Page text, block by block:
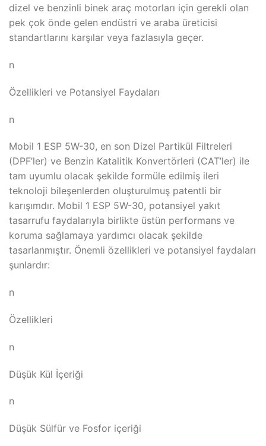
dizel ve benzinli binek araç motorları için gerekli olan
pek çok önde gelen endüstri ve araba üreticisi
standartlarını karşılar veya fazlasıyla geçer.
n
Özellikleri ve Potansiyel Faydaları
n
Mobil 1 ESP 5W-30, en son Dizel Partikül Filtreleri
(DPF’ler) ve Benzin Katalitik Konvertörleri (CAT’ler) ile
tam uyumlu olacak şekilde formüle edilmiş ileri
teknoloji bileşenlerden oluşturulmuş patentli bir
karışımdır. Mobil 1 ESP 5W-30, potansiyel yakıt
tasarrufu faydalarıyla birlikte üstün performans ve
koruma sağlamaya yardımcı olacak şekilde
tasarlanmıştır. Önemli özellikleri ve potansiyel faydaları
şunlardır:
n
Özellikleri
n
Düşük Kül İçeriği
n
Düşük Sülfür ve Fosfor içeriği